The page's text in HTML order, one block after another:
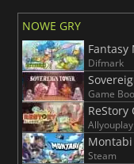
NOWE GRY
Fantasy
Difmark
Game
ReStory
Allyouplay
Montabi
Steam